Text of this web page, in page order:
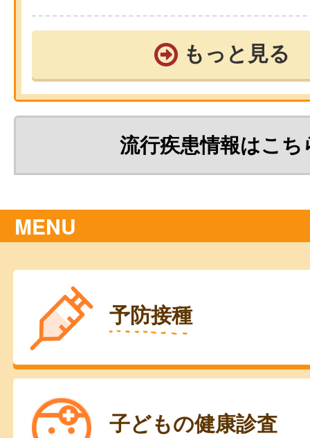
もっと見る
流行疾患情報はこち
MENU
予防接種
子どもの健康診査